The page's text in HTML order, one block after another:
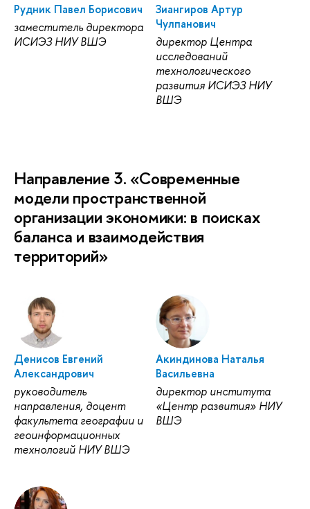
Рудник Павел Борисович
заместитель директора
ИСИЭЗ НИУ ВШЭ
Зиангиров Артур
Чулпанович
директор Центра
исследований
технологического
развития ИСИЭЗ НИУ
ВШЭ
Направление 3. «Современные
модели пространственной
организации экономики: в поисках
баланса и взаимодействия
территорий»
Денисов Евгений
Александрович
руководитель
направления, доцент
факультета географии и
геоинформационных
технологий НИУ ВШЭ
Акиндинова Наталья
Васильевна
директор института
«Центр развития» НИУ
ВШЭ